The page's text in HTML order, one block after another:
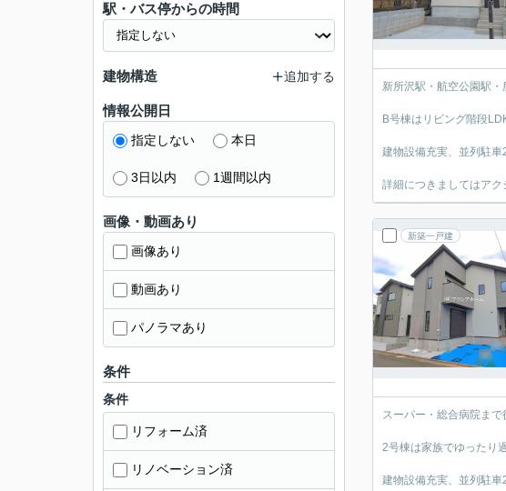
新所沢駅・航空公園駅・
B号棟はリビング階段
建物設備充実、並列駐車
詳細につきましてはアク
新築一戸建
スーパー・総合病院まで
2号棟は家族でゆったり
建物設備充実、並列駐車
駅・バス停からの時間
建物構造 追加する
情報公開日
指定しない 本日
3日以内 1週間以内
画像・動画あり
画像あり
動画あり
パノラマあり
条件
条件
リフォーム済
リノベーション済